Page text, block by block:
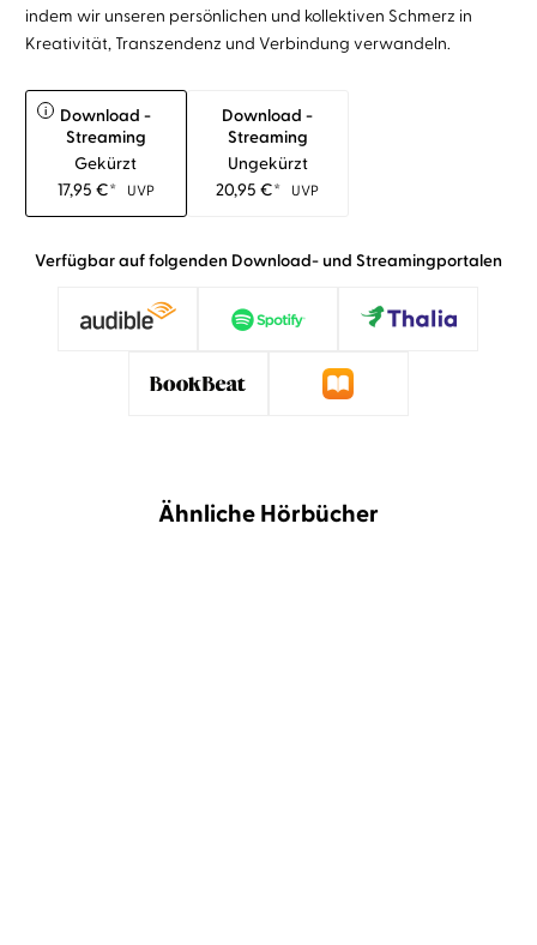
indem wir unseren persönlichen und kollektiven Schmerz in
Kreativität, Transzendenz und Verbindung verwandeln.
i
Download -
Streaming
Gekürzt
17,95 €* UVP
Download -
Streaming
Ungekürzt
20,95€* UVP
Verfügbar auf folgenden Download- und Streamingportalen
Ähnliche Hörbücher